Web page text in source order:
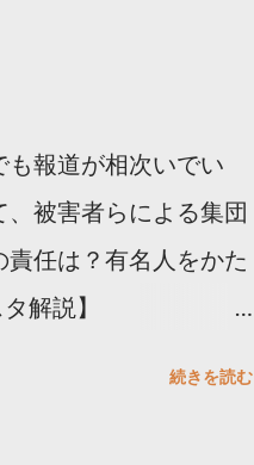
報道が相次いでい
被害者らによる集団
責任は？有名人をかた
解説】
続きを読む